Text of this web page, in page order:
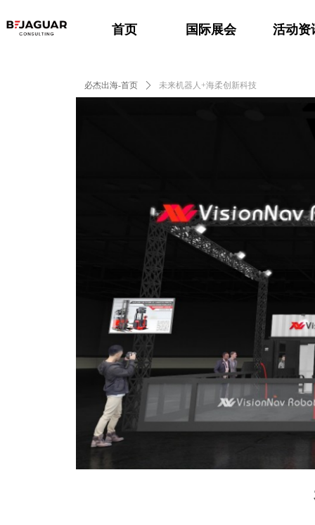
首页 国际展会 活动资
必杰出海-首页 ꄲ 未来机器人+海柔创新科技